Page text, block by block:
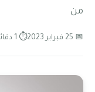
من
📅 25 فبراير 2023 ⏱ 1 دقائق قراءة